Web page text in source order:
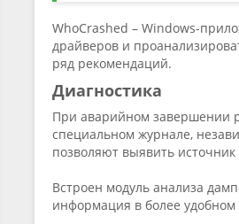
WhoCrashed – Windows-
драйверов и
ряд рекомендаций.
Диагностика
При аварийном завершении
специальном журнале,
позволяют выявить
Встроен модуль анализа
информация в более